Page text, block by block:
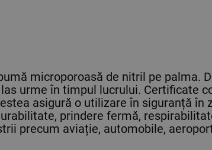
microporoasă de nitril pe palma.
urme în timpul lucrului. Certificate
asigură o utilizare în siguranță în
prindere fermă,
precum aviație, automobile,